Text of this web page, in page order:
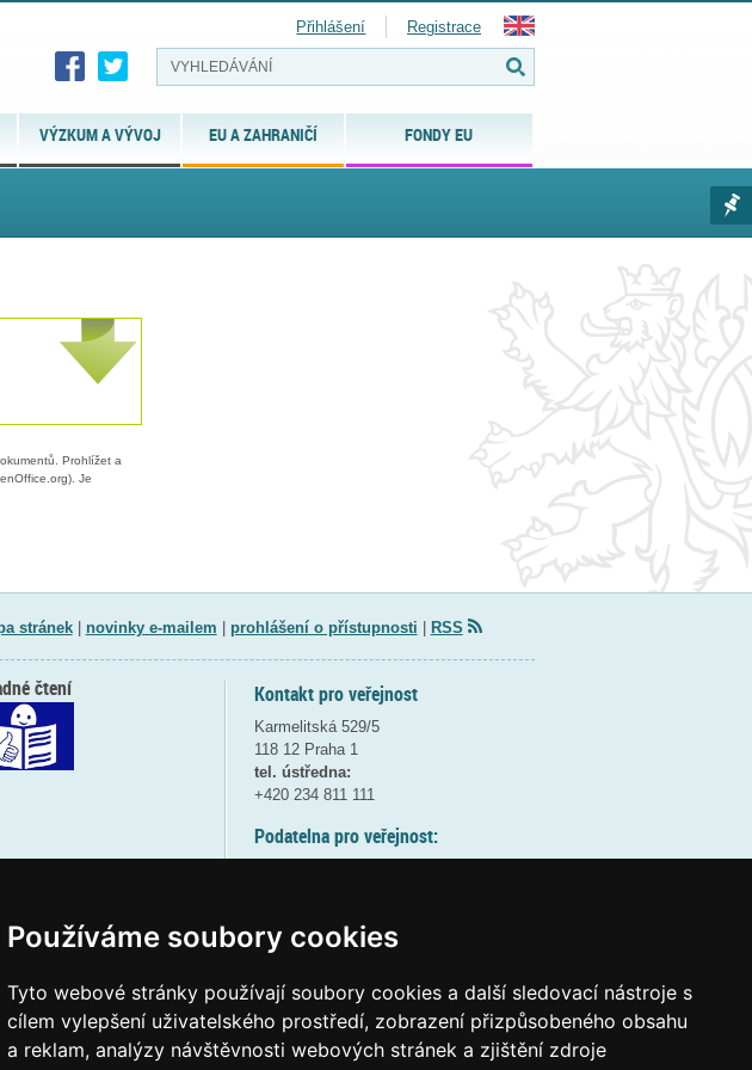
Používáme soubory cookies
Tyto webové stránky používají soubory cookies a další sledovací nástroje s
cílem vylepšení uživatelského prostředí, zobrazení přizpůsobeného obsahu
a reklam, analýzy návštěvnosti webových stránek a zjištění zdroje
VÝZKUM A VÝVOJ EU A ZAHRANIČÍ FONDY EU
Přihlášení Registrace
Prohlížet a
Je
stránek| novinky e-mailem prohlášení o přístupnosti RSS
Kontakt pro veřejnost
Karmelitská 529/5
118 12 Praha 1
tel. ústředna:
+420 234 811 111
Podatelna pro veřejnost:
(více informací
Elektronická podatelna:
posta@msmtgov cz
čtení